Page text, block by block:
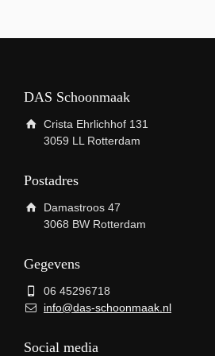
DAS Schoonmaak
Crista Ehrlichhof 131
3059 LL Rotterdam
Postadres
Damastroos 47
3068 BW Rotterdam
Gegevens
06 45296718
info@das-schoonmaak.nl
Social media